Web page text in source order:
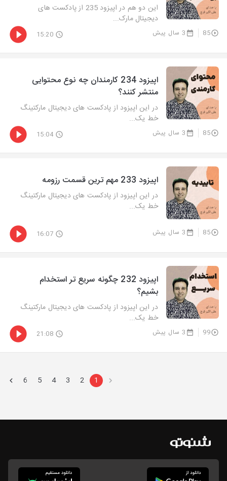
این دو هم در اپیزود 235 از پادکست های
دیجیتال مارک...
85 3 سال پیش 15:20
اپیزود 234 کارمندان چه نوع محتوایی
منتشر کنند؟
در این اپیزود از پادکست های دیجیتال مارکتینگ
خط یک...
85 3 سال پیش 15:04
اپیزود 233 مهم ترین قسمت رزومه
در این اپیزود از پادکست های دیجیتال مارکتینگ
خط یک...
85 3 سال پیش 16:07
اپیزود 232 چگونه سریع تر استخدام
بشیم؟
در این اپیزود از پادکست های دیجیتال مارکتینگ
خط یک...
99 3 سال پیش 21:08
1
2
3
4
5
6